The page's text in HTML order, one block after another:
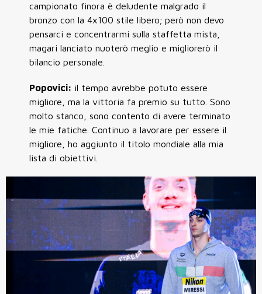
campionato finora è deludente malgrado il
bronzo con la 4x100 stile libero; però non devo
pensarci e concentrarmi sulla staffetta mista,
magari lanciato nuoterò meglio e migliorerò il
bilancio personale.
Popovici: il tempo avrebbe potuto essere
migliore, ma la vittoria fa premio su tutto. Sono
molto stanco, sono contento di avere terminato
le mie fatiche. Continuo a lavorare per essere il
migliore, ho aggiunto il titolo mondiale alla mia
lista di obiettivi.